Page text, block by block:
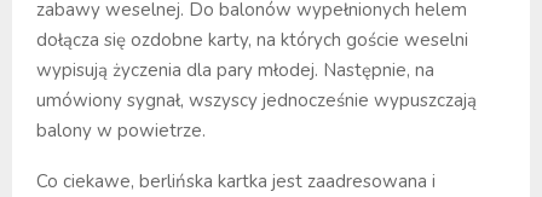
zabawy weselnej. Do balonów wypełnionych helem
dołącza się ozdobne karty, na których goście weselni
wypisują życzenia dla pary młodej. Następnie, na
umówiony sygnał, wszyscy jednocześnie wypuszczają
balony w powietrze.
Co ciekawe, berlińska kartka jest zaadresowana i